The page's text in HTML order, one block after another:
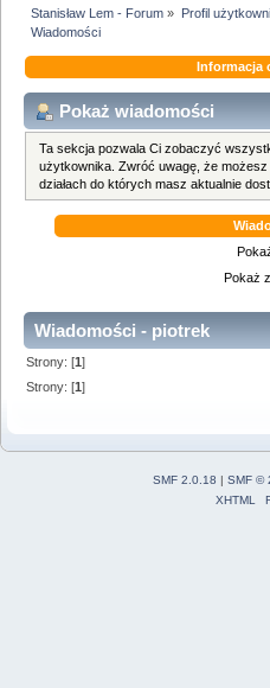
Stanisław Lem - Forum » Profil
Wiadomości
Informacja
Pokaż wiadomości
Ta sekcja pozwala Ci zobaczyć
użytkownika. Zwróć uwagę, że
działach do których masz aktualnie
Pokaż
Wiadomości - piotrek
Strony: [1]
Strony: [1]
SMF 2.0.18 | SMF ©
XHTML